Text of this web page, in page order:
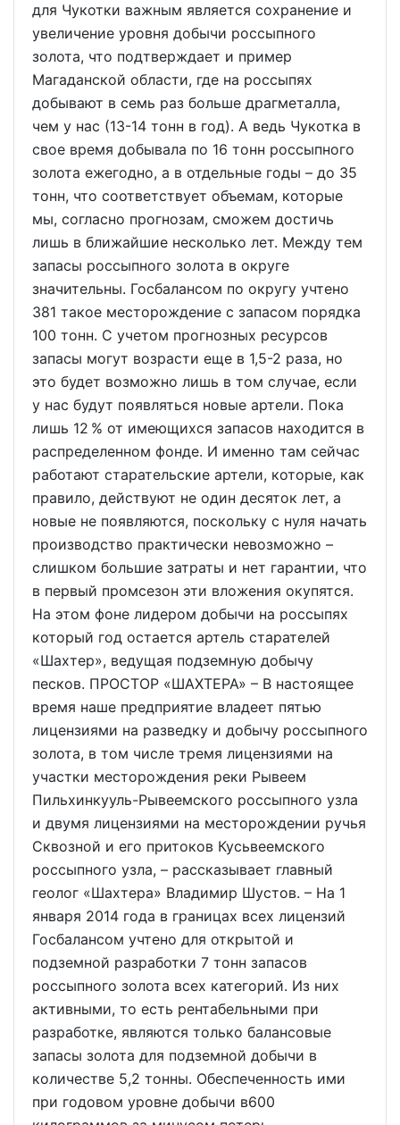
для Чукотки важным является сохранение и
увеличение уровня добычи россыпного
золота, что подтверждает и пример
Магаданской области, где на россыпях
добывают в семь раз больше драгметалла,
чем у нас (13-14 тонн в год). А ведь Чукотка в
свое время добывала по 16 тонн россыпного
золота ежегодно, а в отдельные годы – до 35
тонн, что соответствует объемам, которые
мы, согласно прогнозам, сможем достичь
лишь в ближайшие несколько лет. Между тем
запасы россыпного золота в округе
значительны. Госбалансом по округу учтено
381 такое месторождение с запасом порядка
100 тонн. С учетом прогнозных ресурсов
запасы могут возрасти еще в 1,5-2 раза, но
это будет возможно лишь в том случае, если
у нас будут появляться новые артели. Пока
лишь 12 % от имеющихся запасов находится в
распределенном фонде. И именно там сейчас
работают старательские артели, которые, как
правило, действуют не один десяток лет, а
новые не появляются, поскольку с нуля начать
производство практически невозможно –
слишком большие затраты и нет гарантии, что
в первый промсезон эти вложения окупятся.
На этом фоне лидером добычи на россыпях
который год остается артель старателей
«Шахтер», ведущая подземную добычу
песков. ПРОСТОР «ШАХТЕРА» – В настоящее
время наше предприятие владеет пятью
лицензиями на разведку и добычу россыпного
золота, в том числе тремя лицензиями на
участки месторождения реки Рывеем
Пильхинкууль-Рывеемского россыпного узла
и двумя лицензиями на месторождении ручья
Сквозной и его притоков Кусьвеемского
россыпного узла, – рассказывает главный
геолог «Шахтера» Владимир Шустов. – На 1
января 2014 года в границах всех лицензий
Госбалансом учтено для открытой и
подземной разработки 7 тонн запасов
россыпного золота всех категорий. Из них
активными, то есть рентабельными при
разработке, являются только балансовые
запасы золота для подземной добычи в
количестве 5,2 тонны. Обеспеченность ими
при годовом уровне добычи в600